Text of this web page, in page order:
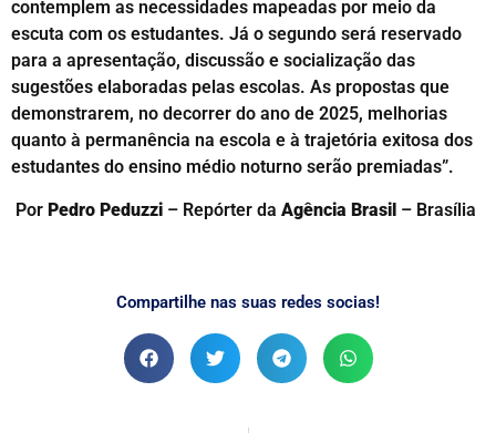
contemplem as necessidades mapeadas por meio da
escuta com os estudantes. Já o segundo será reservado
para a apresentação, discussão e socialização das
sugestões elaboradas pelas escolas. As propostas que
demonstrarem, no decorrer do ano de 2025, melhorias
quanto à permanência na escola e à trajetória exitosa dos
estudantes do ensino médio noturno serão premiadas”.
Por Pedro Peduzzi – Repórter da Agência Brasil – Brasília
Compartilhe nas suas redes socias!